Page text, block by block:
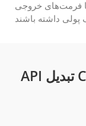
یا فرمت‌های خروجی
API تبدیل CF2 به PDF چه کاری می تواند